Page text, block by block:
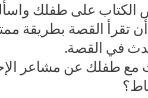
الكتاب على طفلك
تقرأ القصة بطريقة
في القصة.
طفلك عن مشاعر